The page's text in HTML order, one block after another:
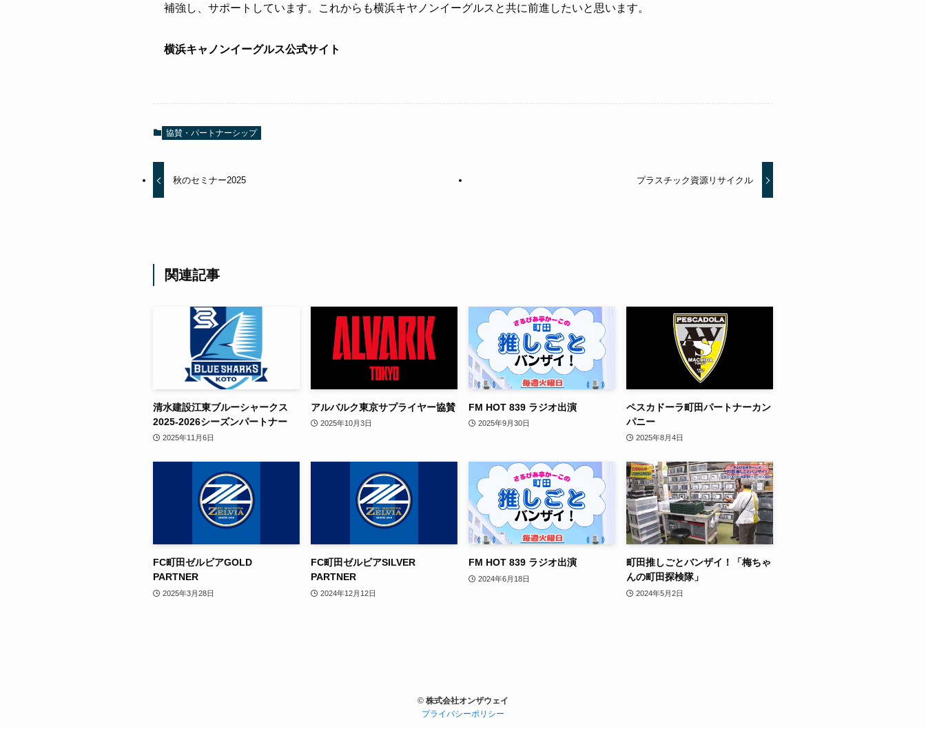
補強し、サポートしています。これからも横浜キヤノンイーグルスと共に前進したいと思います。
横浜キャノンイーグルス公式サイト
協賛・パートナーシップ
秋のセミナー2025 プラスチック資源リサイクル
関連記事
清水建設江東ブルーシャークス
2025-2026シーズンパートナー
2025年11月6日
アルバルク東京サプライヤー協賛
2025年10月3日
FM HOT 839 ラジオ出演
2025年9月30日
ペスカドーラ町田パートナーカン
パニー
2025年8月4日
FC町田ゼルビアGOLD
PARTNER
2025年3月28日
FC町田ゼルビアSILVER
PARTNER
2024年12月12日
FM HOT 839 ラジオ出演
2024年6月18日
町田推しごとバンザイ！「梅ちゃ
んの町田探検隊」
2024年5月2日
© 株式会社オンザウェイ
プライバシーポリシー